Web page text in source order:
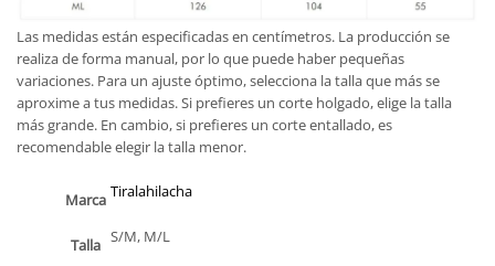
Las medidas están especificadas en centímetros. La producción se
realiza de forma manual, por lo que puede haber pequeñas
variaciones. Para un ajuste óptimo, selecciona la talla que más se
aproxime a tus medidas. Si prefieres un corte holgado, elige la talla
más grande. En cambio, si prefieres un corte entallado, es
recomendable elegir la talla menor.
Marca Tiralahilacha
Talla S/M, M/L